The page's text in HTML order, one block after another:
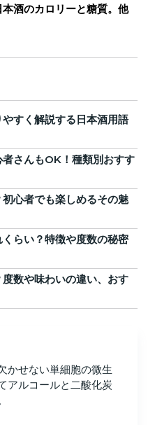
酒のカロリーと糖質。他
すく解説する日本酒用語
者さんもOK！種類別おすす
心者でも楽しめるその魅
らい？特徴や度数の秘密
数や味わいの違い、おす
かせない単細胞の微生
アルコールと二酸化炭